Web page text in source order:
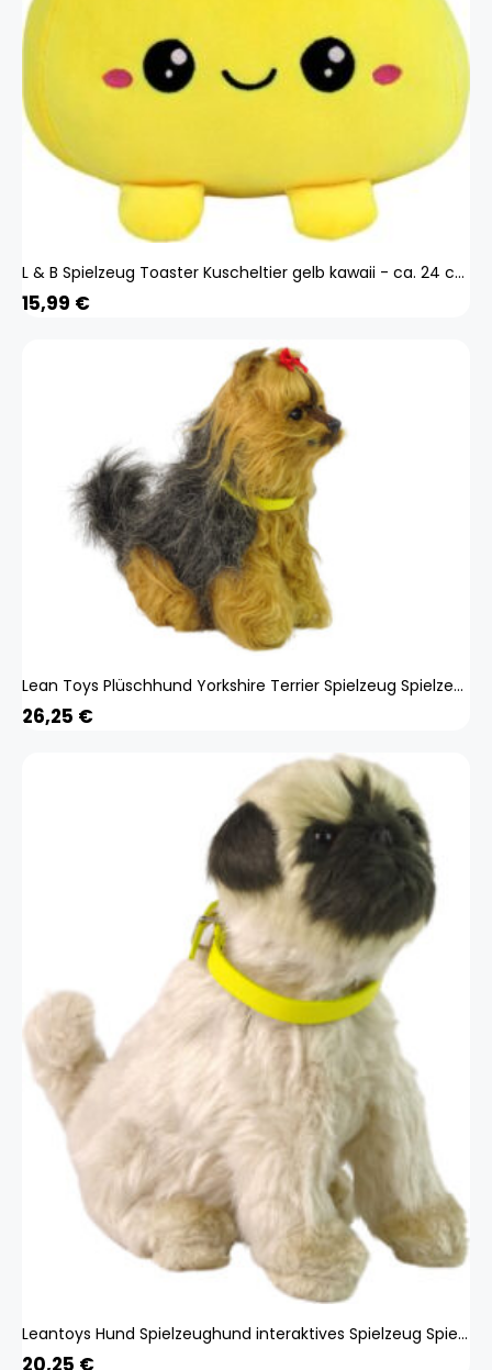
L & B Spielzeug Toaster Kuscheltier gelb kawaii - ca. 24 cm
15,99 €
Lean Toys Plüschhund Yorkshire Terrier Spielzeug Spielzeughund Kuscheltier Spiel, Größe:UNIVERSAL LTY-12696-uniw
26,25 €
Leantoys Hund Spielzeughund interaktives Spielzeug Spielzeugtier Kuscheltier , Größe:UNIVERSAL LTY-12695-uniw
20,25 €